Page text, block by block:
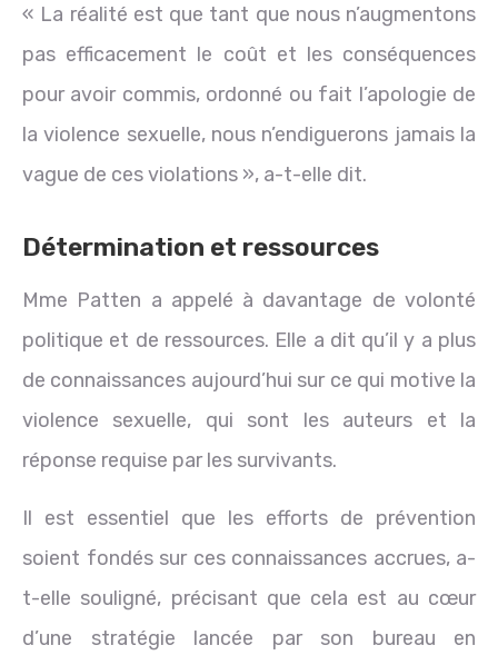
« La réalité est que tant que nous n’augmentons
pas efficacement le coût et les conséquences
pour avoir commis, ordonné ou fait l’apologie de
la violence sexuelle, nous n’endiguerons jamais la
vague de ces violations », a-t-elle dit.
Détermination et ressources
Mme Patten a appelé à davantage de volonté
politique et de ressources. Elle a dit qu’il y a plus
de connaissances aujourd’hui sur ce qui motive la
violence sexuelle, qui sont les auteurs et la
réponse requise par les survivants.
Il est essentiel que les efforts de prévention
soient fondés sur ces connaissances accrues, a-
t-elle souligné, précisant que cela est au cœur
d’une stratégie lancée par son bureau en